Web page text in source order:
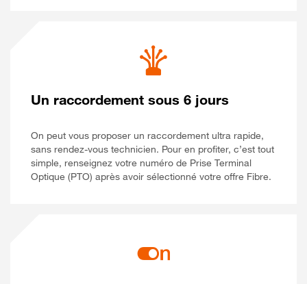
Un raccordement sous 6 jours
On peut vous proposer un raccordement ultra rapide,
sans rendez-vous technicien. Pour en profiter, c’est tout
simple, renseignez votre numéro de Prise Terminal
Optique (PTO) après avoir sélectionné votre offre Fibre.